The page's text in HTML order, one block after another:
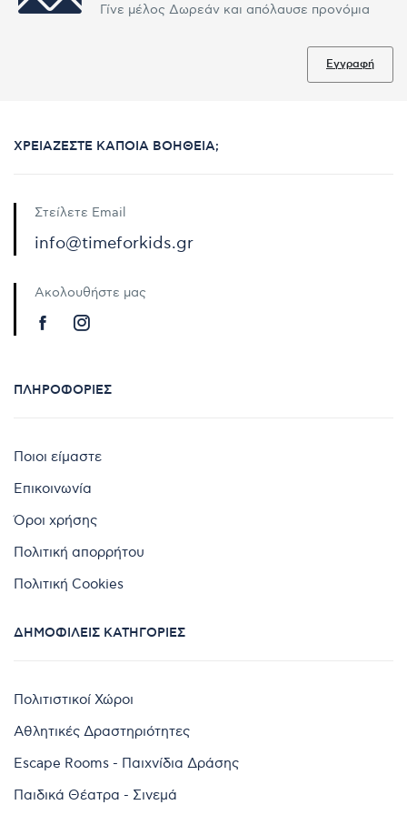
Γίνε μέλος Δωρεάν και απόλαυσε προνόμια
Εγγραφή
ΧΡΕΙΆΖΕΣΤΕ ΚΆΠΟΙΑ ΒΟΉΘΕΙΑ;
Στείλετε Email
info@timeforkids.gr
Ακολουθήστε μας
ΠΛΗΡΟΦΟΡΊΕΣ
Ποιοι είμαστε
Επικοινωνία
Όροι χρήσης
Πολιτική απορρήτου
Πολιτική Cookies
ΔΗΜΟΦΙΛΕΊΣ ΚΑΤΗΓΟΡΊΕΣ
Πολιτιστικοί Χώροι
Αθλητικές Δραστηριότητες
Escape Rooms - Παιχνίδια Δράσης
Παιδικά Θέατρα - Σινεμά